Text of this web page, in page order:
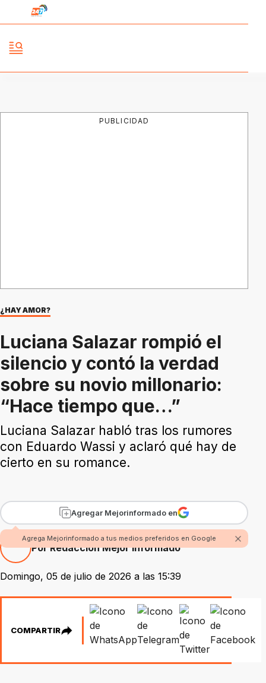
PUBLICIDAD
¿HAY AMOR?
Luciana Salazar rompió el
silencio y contó la verdad
sobre su novio millonario:
“Hace tiempo que…”
Luciana Salazar habló tras los rumores
con Eduardo Wassi y aclaró qué hay de
cierto en su romance.
Agregar Mejorinformado en
Agrega Mejorinformado a tus medios preferidos en Google
Por Redacción Mejor Informado
Domingo, 05 de julio de 2026 a las 15:39
COMPARTIR